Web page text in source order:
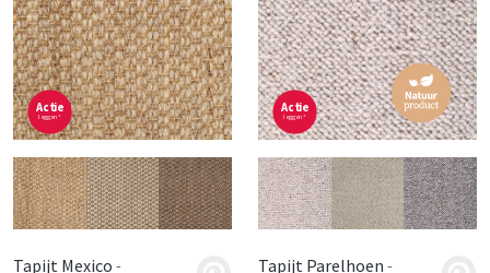
Actie
leggen*
Tapijt Mexico -
Actie
leggen*
Tapijt Parelhoen -